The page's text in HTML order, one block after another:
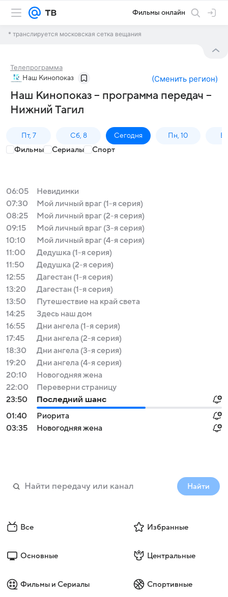
Фильмы онлайн
* транслируется московская сетка вещания
Телепрограмма
Наш Кинопоказ (Сменить регион)
Наш Кинопоказ – программа передач –
Нижний Тагил
Пт, 7 Сб, 8 Сегодня Пн, 10
Фильмы Сериалы Спорт
06:05
Невидимки
07:30
Мой личный враг (1-я серия)
08:25
Мой личный враг (2-я серия)
09:15
Мой личный враг (3-я серия)
10:10
Мой личный враг (4-я серия)
11:00
Дедушка (1-я серия)
11:50
Дедушка (2-я серия)
12:55
Дагестан (1-я серия)
13:20
Дагестан (1-я серия)
13:50
Путешествие на край света
14:25
Здесь наш дом
16:55
Дни ангела (1-я серия)
17:45
Дни ангела (2-я серия)
18:30
Дни ангела (3-я серия)
19:20
Дни ангела (4-я серия)
20:10
Новогодняя жена
22:00
Переверни страницу
23:50
Последний шанс
01:40
Риорита
03:35
Новогодняя жена
Найти
Все Избранные
Основные Центральные
Фильмы и Сериалы Спортивные